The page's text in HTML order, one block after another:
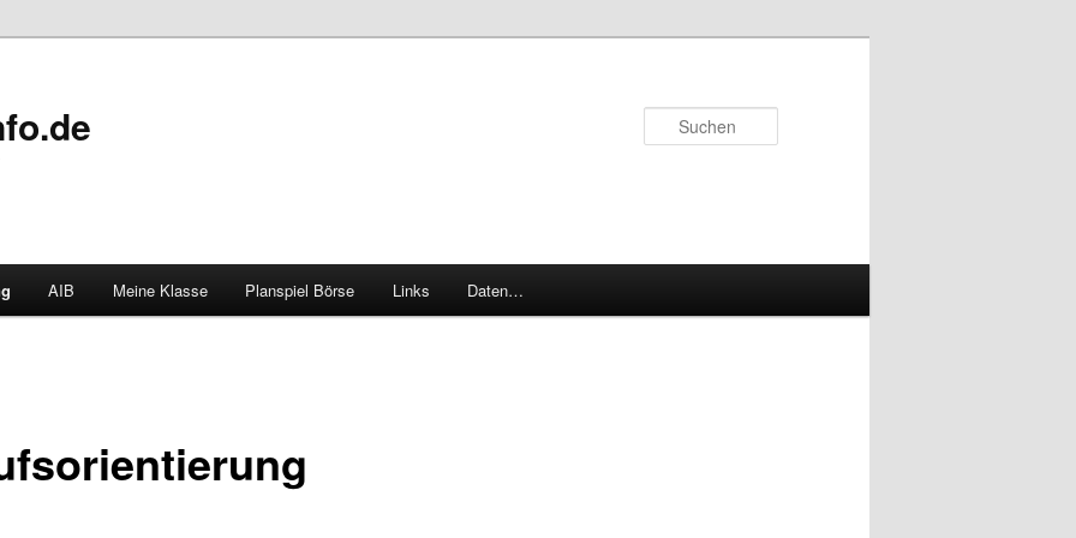
AIB Meine Klasse Planspiel Börse Links Daten…